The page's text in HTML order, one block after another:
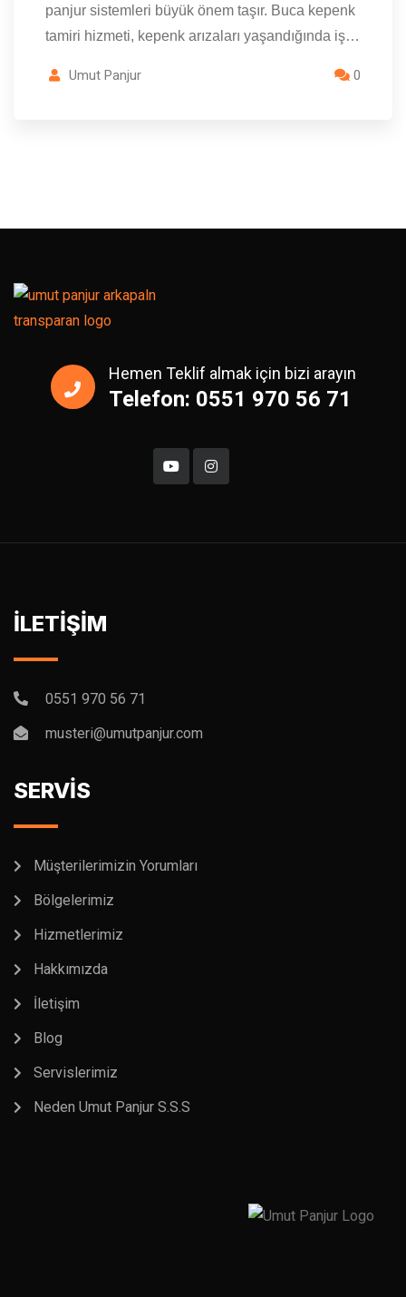
panjur sistemleri büyük önem taşır. Buca kepenk
tamiri hizmeti, kepenk arızaları yaşandığında iş…
Umut Panjur 0
Hemen Teklif almak için bizi arayın
Telefon: 0551 970 56 71
İLETİŞİM
0551 970 56 71
musteri@umutpanjur.com
SERVİS
Müşterilerimizin Yorumları
Bölgelerimiz
Hizmetlerimiz
Hakkımızda
İletişim
Blog
Servislerimiz
Neden Umut Panjur S.S.S